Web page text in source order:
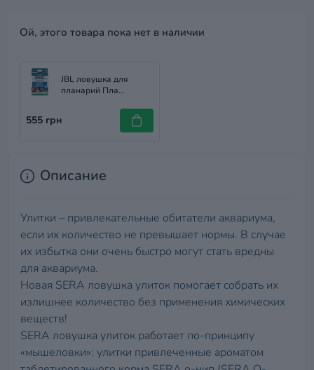
Ой, этого товара пока нет в наличии
JBL ловушка для
планарий Пла
555 грн
Описание
Улитки – привлекательные обитатели аквариума,
если их количество не превышает нормы. В случае
их избытка они очень быстро могут стать вредны
для аквариума.
Новая SERA ловушка улиток помогает собрать их
излишнее количество без применения химических
веществ!
SERA ловушка улиток работает по-принципу
«мышеловки»: улитки привлеченные ароматом